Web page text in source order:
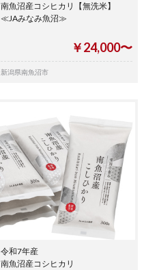
南魚沼産コシヒカリ【無洗米】
≪JAみなみ魚沼≫
￥24,000〜
新潟県南魚沼市
令和7年産
南魚沼産コシヒカリ